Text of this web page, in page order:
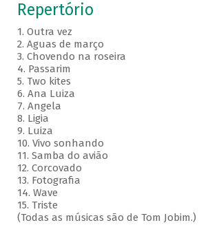
Repertório
1. Outra vez
2. Aguas de março
3. Chovendo na roseira
4. Passarim
5. Two kites
6. Ana Luiza
7. Angela
8. Ligia
9. Luiza
10. Vivo sonhando
11. Samba do avião
12. Corcovado
13. Fotografia
14. Wave
15. Triste
(Todas as músicas são de Tom Jobim.)